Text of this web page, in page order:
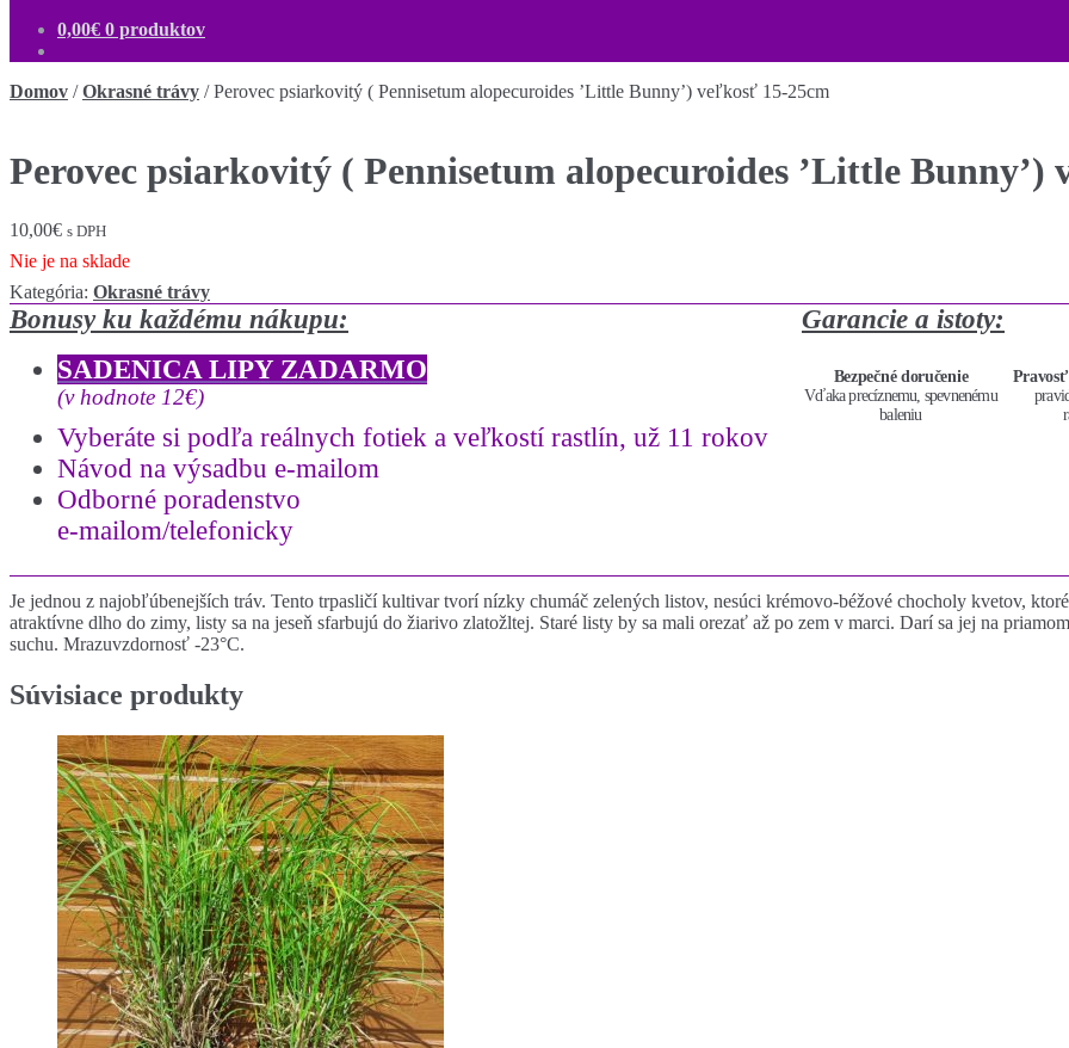
0,00€ 0 produktov
Domov /Okrasné trávy /Perovec psiarkovitý ( Pennisetum alopecuroides ’Little Bunny’) veľkosť 15-25cm
Perovec psiarkovitý ( Pennisetum alopecuroides ’Little Bunny’)
10,00€ s DPH
Nie je na sklade
Kategória: Okrasné trávy
Bonusy ku každému nákupu:
SADENICA LIPY ZADARMO
(v hodnote 12€)
Vyberáte si podľa reálnych fotiek a veľkostí rastlín, už 11 rokov
Návod na výsadbu e-mailom
Odborné poradenstvo
e-mailom/telefonicky
Garancie a istoty:
Bezpečné doručenie
Vďaka precíznemu, spevnenému
baleniu
Je jednou z najobľúbenejších tráv. Tento trpasličí kultivar tvorí nízky chumáč zelených listov, nesúci krémovo-béžové chocholy kvetov,
atraktívne dlho do zimy, listy sa na jeseň sfarbujú do žiarivo zlatožltej. Staré listy by sa mali orezať až po zem v marci. Darí sa jej na
suchu. Mrazuvzdornosť -23°C.
Súvisiace produkty